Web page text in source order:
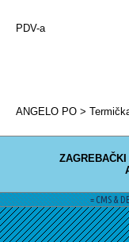
* Sve
PDV-a
ANGELO PO >
= CMS &